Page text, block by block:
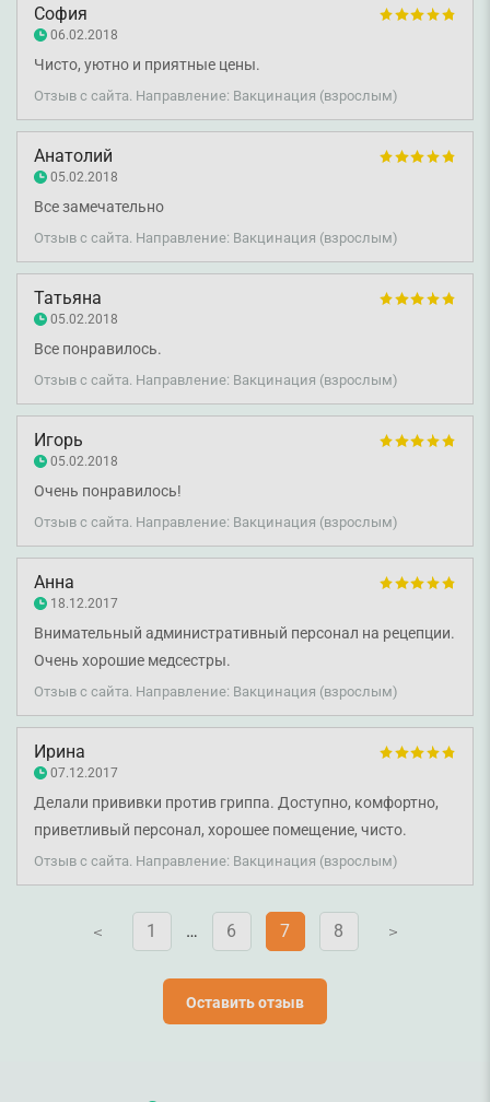
София
06.02.2018
Чисто, уютно и приятные цены.
Отзыв с сайта. Направление: Вакцинация (взрослым)
Анатолий
05.02.2018
Все замечательно
Отзыв с сайта. Направление: Вакцинация (взрослым)
Татьяна
05.02.2018
Все понравилось.
Отзыв с сайта. Направление: Вакцинация (взрослым)
Игорь
05.02.2018
Очень понравилось!
Отзыв с сайта. Направление: Вакцинация (взрослым)
Анна
18.12.2017
Внимательный административный персонал на рецепции.
Очень хорошие медсестры.
Отзыв с сайта. Направление: Вакцинация (взрослым)
Ирина
07.12.2017
Делали прививки против гриппа. Доступно, комфортно,
приветливый персонал, хорошее помещение, чисто.
Отзыв с сайта. Направление: Вакцинация (взрослым)
V 1 … 6 7 8 V
Оставить отзыв